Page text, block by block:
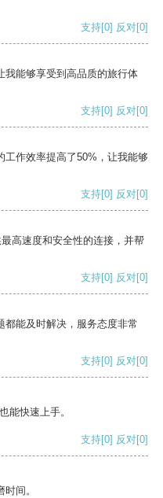
支持[0] 反对[0]
我能够享受到高品质的旅行体
支持[0] 反对[0]
工作效率提高了50%，让我能够
支持[0] 反对[0]
高速度和安全性的连接，并帮
支持[0] 反对[0]
都能及时解决，服务态度非常
支持[0] 反对[0]
能快速上手。
支持[0] 反对[0]
间。